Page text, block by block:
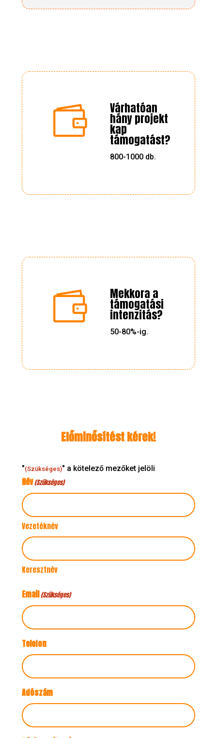
 Várhatóan
hány projekt
kap
támogatást?
800-1000 db.
 Mekkora a
támogatási
intenzitás?
50-80%-ig.
Előminősítést kérek!
"(Szükséges)" a kötelező mezőket jelöli
Név(Szükséges)
Vezetéknév
Keresztnév
Email(Szükséges)
Telefon
Adószám